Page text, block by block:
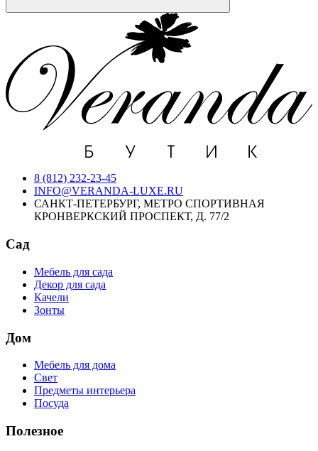
8 (812) 232-23-45
INFO@VERANDA-LUXE.RU
САНКТ-ПЕТЕРБУРГ, МЕТРО СПОРТИВНАЯ
КРОНВЕРКСКИЙ ПРОСПЕКТ, Д. 77/2
Сад
Мебель для сада
Декор для сада
Качели
Зонты
Дом
Мебель для дома
Свет
Предметы интерьера
Посуда
Полезное